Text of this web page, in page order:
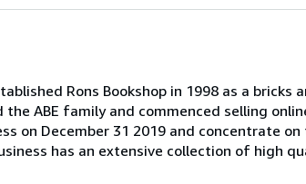
Rons Bookshop in 1998 as a bricks
ABE family and commenced selling
on December 31 2019 and concentrate
has an extensive collection of high